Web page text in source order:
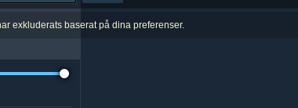
exkluderats baserat på dina preferenser.